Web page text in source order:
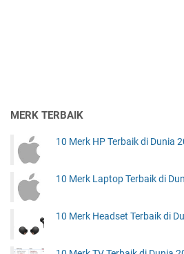
MERK TERBAIK
10 Merk HP Terbaik di Dunia
10 Merk Laptop Terbaik di
10 Merk Headset Terbaik di